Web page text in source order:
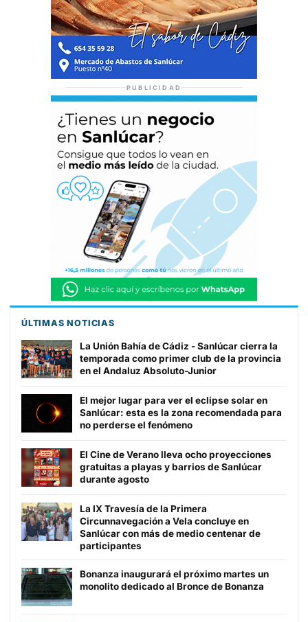
PUBLICIDAD
ÚLTIMAS NOTICIAS
La Unión Bahía de Cádiz - Sanlúcar cierra la
temporada como primer club de la provincia
en el Andaluz Absoluto-Junior
El mejor lugar para ver el eclipse solar en
Sanlúcar: esta es la zona recomendada para
no perderse el fenómeno
El Cine de Verano lleva ocho proyecciones
gratuitas a playas y barrios de Sanlúcar
durante agosto
La IX Travesía de la Primera
Circunnavegación a Vela concluye en
Sanlúcar con más de medio centenar de
participantes
Bonanza inaugurará el próximo martes un
monolito dedicado al Bronce de Bonanza